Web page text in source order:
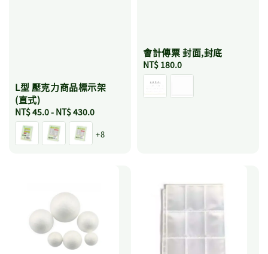
L型 壓克力商品標示架
(直式)
Regular
price
NT$ 45.0- NT$ 430.0
+8
會計傳票 封面,封底
Regular
price
NT$ 180.0